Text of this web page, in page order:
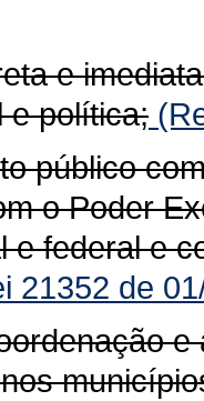
e
e política;
público
o Poder
e federal e
21352 de